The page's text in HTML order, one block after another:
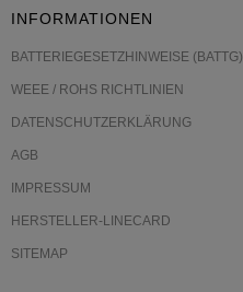
INFORMATIONEN
BATTERIEGESETZHINWEISE (BATTG)
WEEE / ROHS RICHTLINIEN
DATENSCHUTZERKLÄRUNG
AGB
IMPRESSUM
HERSTELLER-LINECARD
SITEMAP